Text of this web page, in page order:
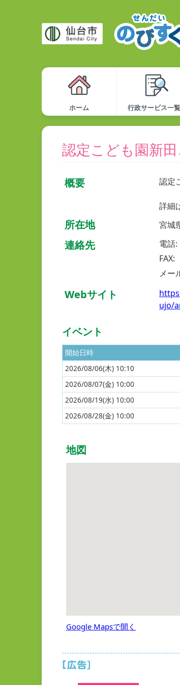
ホーム 行政サービス一覧
認定こども園新
概要 認定
詳細
所在地 宮城
連絡先 電話:
FAX:
メー
Webサイト
ujo/
イベント
開始日時
2026/08/06(木) 10:10
2026/08/07(金) 10:00
2026/08/19(水) 10:00
2026/08/28(金) 10:00
地図
Google Mapsで開く